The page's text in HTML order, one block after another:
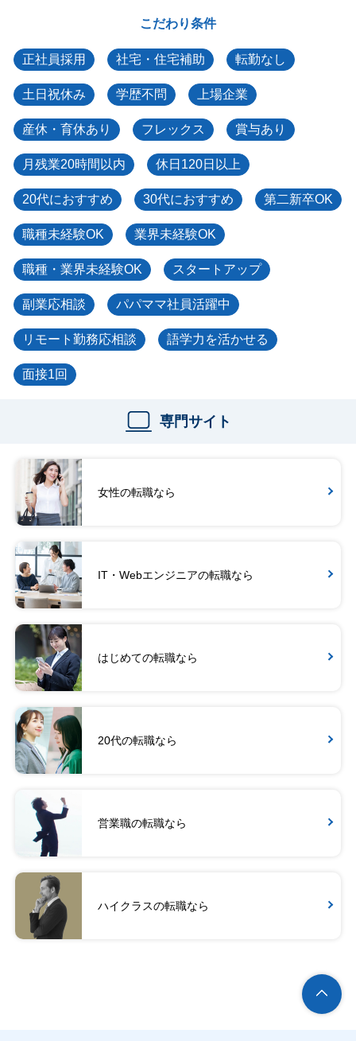
こだわり条件
正社員採用 社宅・住宅補助 転勤なし
土日祝休み 学歴不問 上場企業
産休・育休あり フレックス 賞与あり
月残業20時間以内 休日120日以上
20代におすすめ 30代におすすめ 第二新卒OK
職種未経験OK 業界未経験OK
職種・業界未経験OK スタートアップ
副業応相談 パパママ社員活躍中
リモート勤務応相談 語学力を活かせる
面接1回
専門サイト
女性の転職なら
IT・Webエンジニアの転職なら
はじめての転職なら
20代の転職なら
営業職の転職なら
ハイクラスの転職なら